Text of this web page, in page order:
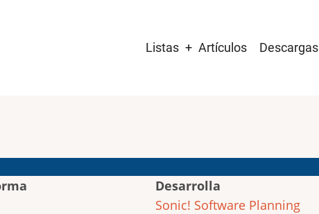
navigation
Listas Artículos Descargas
Desarrolla
Sonic! Software Planning